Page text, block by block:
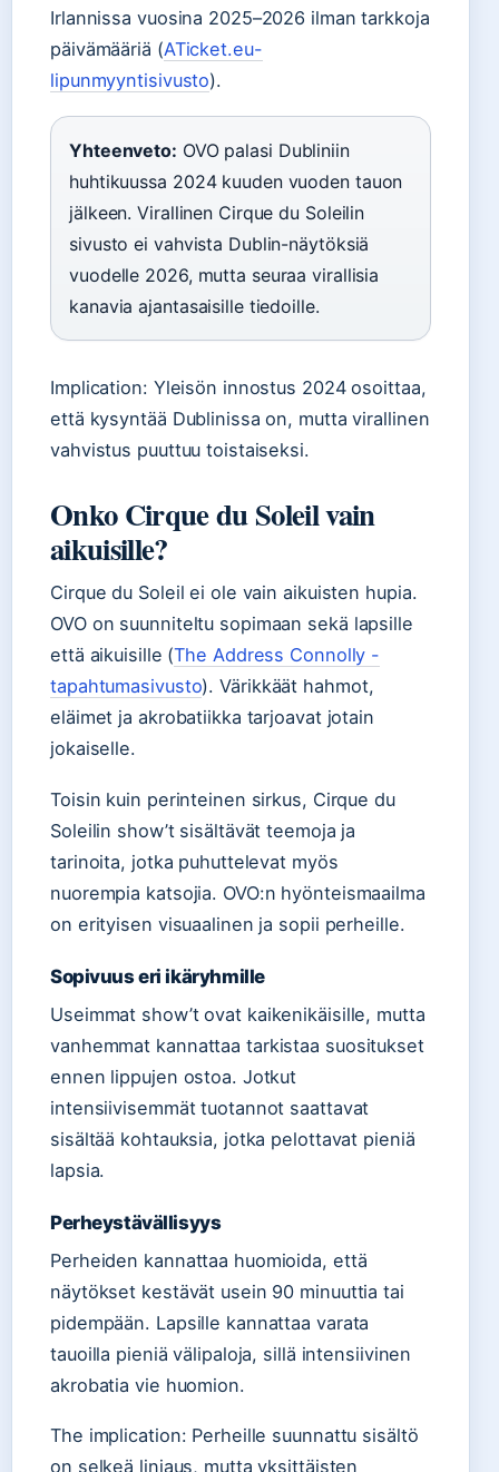
Irlannissa vuosina 2025–2026 ilman tarkkoja
päivämääriä (ATicket.eu-
lipunmyyntisivusto).
Yhteenveto: OVO palasi Dubliniin
huhtikuussa 2024 kuuden vuoden tauon
jälkeen. Virallinen Cirque du Soleilin
sivusto ei vahvista Dublin-näytöksiä
vuodelle 2026, mutta seuraa virallisia
kanavia ajantasaisille tiedoille.
Implication: Yleisön innostus 2024 osoittaa,
että kysyntää Dublinissa on, mutta virallinen
vahvistus puuttuu toistaiseksi.
Onko Cirque du Soleil vain
aikuisille?
Cirque du Soleil ei ole vain aikuisten hupia.
OVO on suunniteltu sopimaan sekä lapsille
että aikuisille (The Address Connolly -
tapahtumasivusto). Värikkäät hahmot,
eläimet ja akrobatiikka tarjoavat jotain
jokaiselle.
Toisin kuin perinteinen sirkus, Cirque du
Soleilin show’t sisältävät teemoja ja
tarinoita, jotka puhuttelevat myös
nuorempia katsojia. OVO:n hyönteismaailma
on erityisen visuaalinen ja sopii perheille.
Sopivuus eri ikäryhmille
Useimmat show’t ovat kaikenikäisille, mutta
vanhemmat kannattaa tarkistaa suositukset
ennen lippujen ostoa. Jotkut
intensiivisemmät tuotannot saattavat
sisältää kohtauksia, jotka pelottavat pieniä
lapsia.
Perheystävällisyys
Perheiden kannattaa huomioida, että
näytökset kestävät usein 90 minuuttia tai
pidempään. Lapsille kannattaa varata
tauoilla pieniä välipaloja, sillä intensiivinen
akrobatia vie huomion.
The implication: Perheille suunnattu sisältö
on selkeä linjaus, mutta yksittäisten